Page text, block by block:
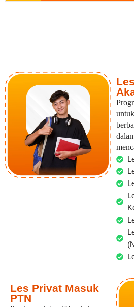
Les Privat Masuk
PTN